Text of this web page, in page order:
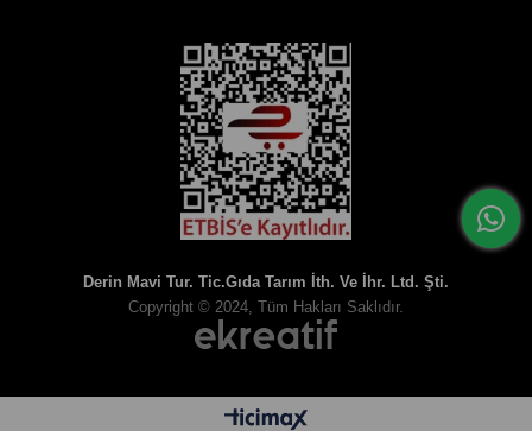
Derin Mavi Tur. Tic.Gıda Tarım İth. Ve İhr. Ltd. Şti.
Copyright © 2024, Tüm Hakları Saklıdır.